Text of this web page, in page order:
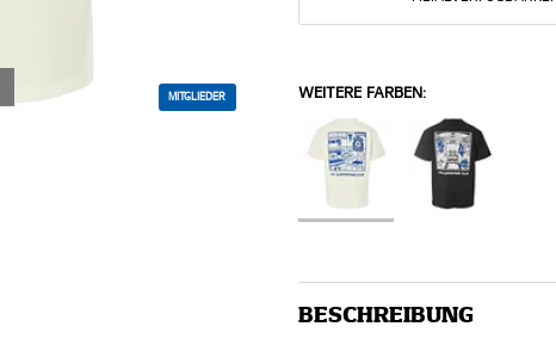
MITGLIEDER WEITERE FARBEN:
BESCHREIBUNG